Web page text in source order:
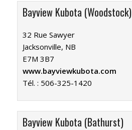
Bayview Kubota (Woodstock)
32 Rue Sawyer
Jacksonville, NB
E7M 3B7
www.bayviewkubota.com
Tél. : 506-325-1420
Bayview Kubota (Bathurst)